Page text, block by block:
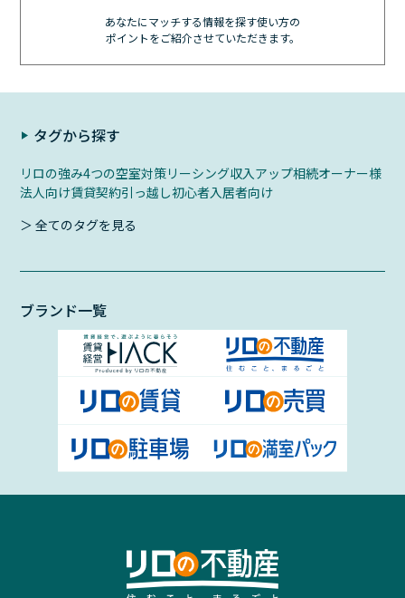
あなたにマッチする情報を探す使い方の
ポイントをご紹介させていただきます。
タグから探す
リロの強み4つの空室対策リーシング収入アップ相続オーナー様
法人向け賃貸契約引っ越し初心者入居者向け
＞ 全てのタグを見る
ブランド一覧